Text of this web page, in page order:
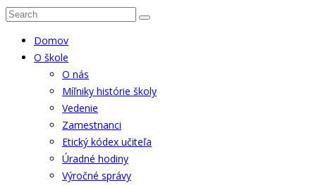
Domov
O škole
O nás
Míľniky histórie školy
Vedenie
Zamestnanci
Etický kódex učiteľa
Úradné hodiny
Výročné správy